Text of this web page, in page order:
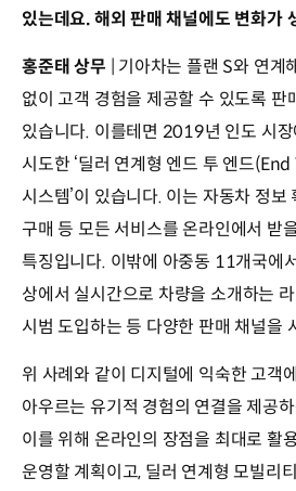
있는데요. 해외 판매 채널에도 변화가
홍준태 상무 | 기아차는 플랜 S와 연
없이 고객 경험을 제공할 수 있도록 판
있습니다. 이를테면 2019년 인도 시
시도한 ‘딜러 연계형 엔드 투 엔드
시스템’이 있습니다. 이는 자동차 정보
구매 등 모든 서비스를 온라인에서 받
특징입니다. 이밖에 아중동 11개국에
상에서 실시간으로 차량을 소개하는
시범 도입하는 등 다양한 판매 채널을
위 사례와 같이 디지털에 익숙한 고객
아우르는 유기적 경험의 연결을 제공
이를 위해 온라인의 장점을 최대로 활
운영할 계획이고, 딜러 연계형 모빌리